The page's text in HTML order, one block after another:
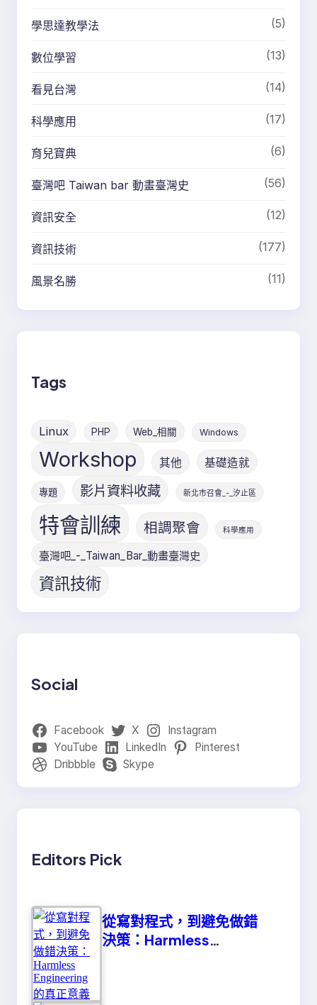
學思達教學法 (5)
數位學習 (13)
看見台灣 (14)
科學應用 (17)
育兒寶典 (6)
臺灣吧 Taiwan bar 動畫臺灣史 (56)
資訊安全 (12)
資訊技術 (177)
風景名勝 (11)
Tags
Linux PHP Web_相關 Windows
Workshop 其他 基礎造就
專題 影片資料收藏 新北市召會_-_汐止區
特會訓練 相調聚會 科學應用
臺灣吧_-_Taiwan_Bar_動畫臺灣史
資訊技術
Social
Facebook X
Instagram
YouTube
LinkedIn
Pinterest
Dribbble
Skype
Editors Pick
從寫對程式，到避免做錯
決策：Harmless